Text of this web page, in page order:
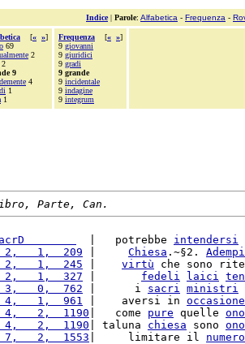
Indice| Parole: Alfabetica - Frequenza -
[« »]
69
2
2
9
4
1
1
Frequenza [« »]
9 giovanni
9 giuridici
9 gradi
9 grande
9 incidentale
9 indagine
9 integrum
Parte, Can.
  |   potrebbe
intendersi
2,   1,  209
Chiesa .~§2.
2,   1,  245
virtù che sono
2,   1,  327
fedeli laici
3,   0,  762
|      i sacri ministri
4,   1,  961
|    aversi in occasione
4,   2,  1190
|   come pure quelle
4,   2,  1190
| taluna chiesa sono
7,   2,  1553
|     limitare il numero